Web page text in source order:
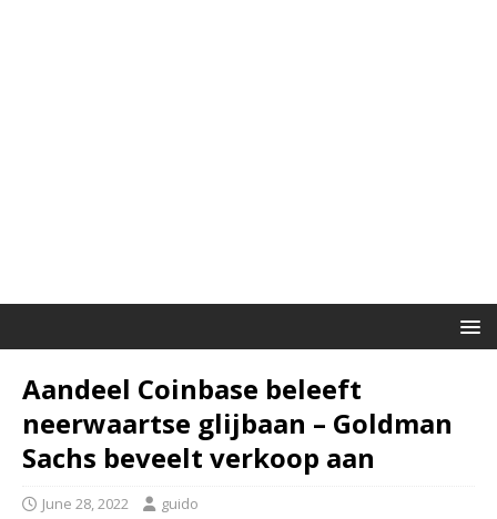
Aandeel Coinbase beleeft
neerwaartse glijbaan – Goldman
Sachs beveelt verkoop aan
June 28, 2022 guido